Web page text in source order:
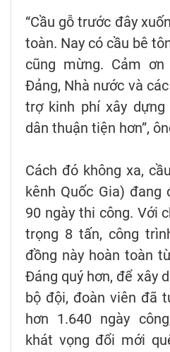
“Cầu gỗ trước đây
toàn. Nay có cầu bê
cũng mừng. Cảm
Đảng, Nhà nước và
trợ kinh phí xây dựng
dân thuận tiện hơn”,
Cách đó không xa,
kênh Quốc Gia) đang
90 ngày thi công. Với
trọng 8 tấn, công
đồng này hoàn toàn
Đáng quý hơn, để xây
bộ đội, đoàn viên đã
hơn 1.640 ngày
khát vọng đổi mới